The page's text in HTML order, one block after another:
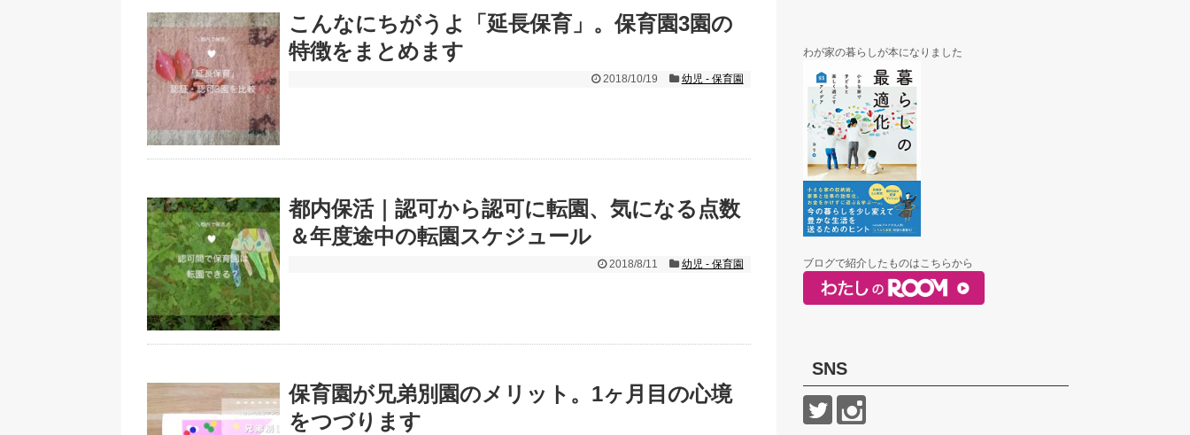
こんなにちがうよ「延長保育」。保育園3園の
特徴をまとめます
2018/10/19 幼児 - 保育園
都内保活｜認可から認可に転園、気になる点数
＆年度途中の転園スケジュール
2018/8/11 幼児 - 保育園
保育園が兄弟別園のメリット。1ヶ月目の心境
をつづります
わが家の暮らしが本になりました
ブログで紹介したものはこちらから
SNS